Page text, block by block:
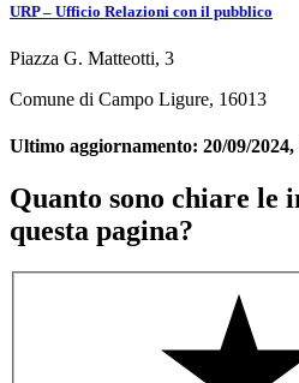
URP – Ufficio Relazioni con il pubblico
Piazza G. Matteotti, 3
Comune di Campo Ligure, 16013
Ultimo aggiornamento: 20/09/
Quanto sono chiare le
questa pagina?